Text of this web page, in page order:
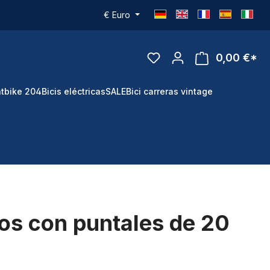
€ Euro
0,00 €*
204Bicis eléctricasSALEBici carreras vintage
con puntales de 20